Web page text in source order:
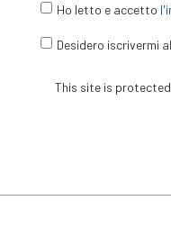
Ho letto e accetto
Desidero iscrivermi